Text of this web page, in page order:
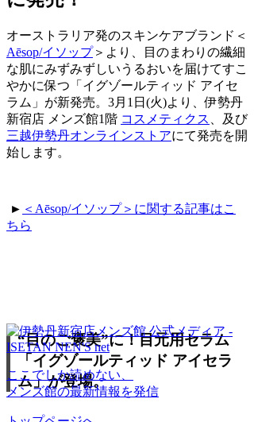
オーストラリア発のスキンケアブランド＜
Aēsop/イソップ＞より、目のまわりの繊細
な肌にみずみずしいうるおいを届けてすこ
やかに保つ「イグゾールティッド アイセ
ラム」が新発売。3月1日(火)より、伊勢丹
新宿店 メンズ館1階 コスメティクス
、及び
三越伊勢丹オンラインストアにて発売を開
始します。
► ＜ Aēsop/イソップ＞に関する記事はこ
ちら
“目のご褒美”に！目元用セラム
「イグゾールティッド アイセラ
ム」が登場。
ここでしか読めない、
メンズ館の最新情報を発信